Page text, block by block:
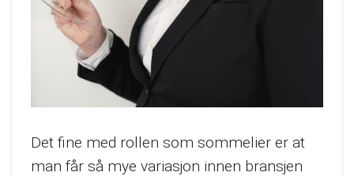
Det fine med rollen som sommelier er at
man får så mye variasjon innen bransjen